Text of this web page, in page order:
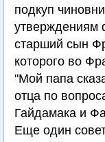
подкуп
утверждениям
старший сын
которого во
"Мой папа
отца по
Гайдамака и
Еще один